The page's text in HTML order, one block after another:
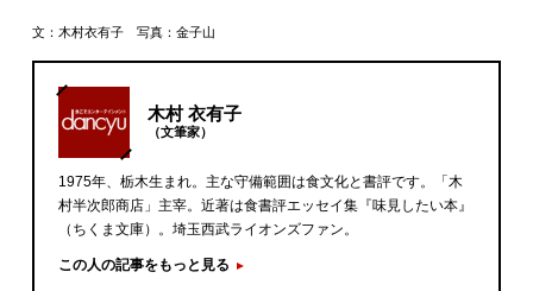
文：木村衣有子 写真：金子山
木村 衣有子
（文筆家）
1975年、栃木生まれ。主な守備範囲は食文化と書評です。「木
村半次郎商店」主宰。近著は食書評エッセイ集『味見したい本』
（ちくま文庫）。埼玉西武ライオンズファン。
この人の記事をもっと見る